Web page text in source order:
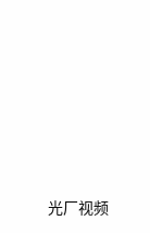
光厂视频